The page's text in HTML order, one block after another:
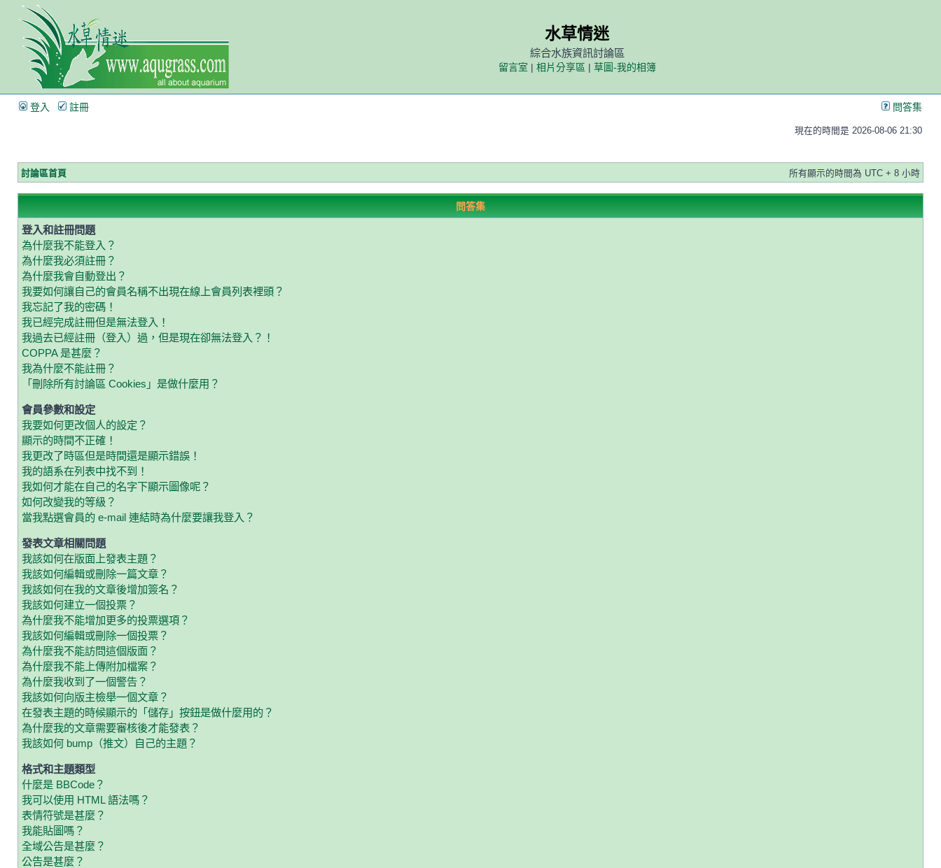
水草情迷
綜合水族資訊討論區
留言室 | 相片分享區 | 草圖-我的相簿
登入 註冊 問答集
現在的時間是 2026-08-06 21:30
討論區首頁 所有顯示的時間為 UTC + 8 小時
問答集
登入和註冊問題
為什麼我不能登入？
為什麼我必須註冊？
為什麼我會自動登出？
我要如何讓自己的會員名稱不出現在線上會員列表裡頭？
我忘記了我的密碼！
我已經完成註冊但是無法登入！
我過去已經註冊（登入）過，但是現在卻無法登入？！
COPPA 是甚麼？
我為什麼不能註冊？
「刪除所有討論區 Cookies」是做什麼用？
會員參數和設定
我要如何更改個人的設定？
顯示的時間不正確！
我更改了時區但是時間還是顯示錯誤！
我的語系在列表中找不到！
我如何才能在自己的名字下顯示圖像呢？
如何改變我的等級？
當我點選會員的 e-mail 連結時為什麼要讓我登入？
發表文章相關問題
我該如何在版面上發表主題？
我該如何編輯或刪除一篇文章？
我該如何在我的文章後增加簽名？
我該如何建立一個投票？
為什麼我不能增加更多的投票選項？
我該如何編輯或刪除一個投票？
為什麼我不能訪問這個版面？
為什麼我不能上傳附加檔案？
為什麼我收到了一個警告？
我該如何向版主檢舉一個文章？
在發表主題的時候顯示的「儲存」按鈕是做什麼用的？
為什麼我的文章需要審核後才能發表？
我該如何 bump（推文）自己的主題？
格式和主題類型
什麼是 BBCode？
我可以使用 HTML 語法嗎？
表情符號是甚麼？
我能貼圖嗎？
全域公告是甚麼？
公告是甚麼？